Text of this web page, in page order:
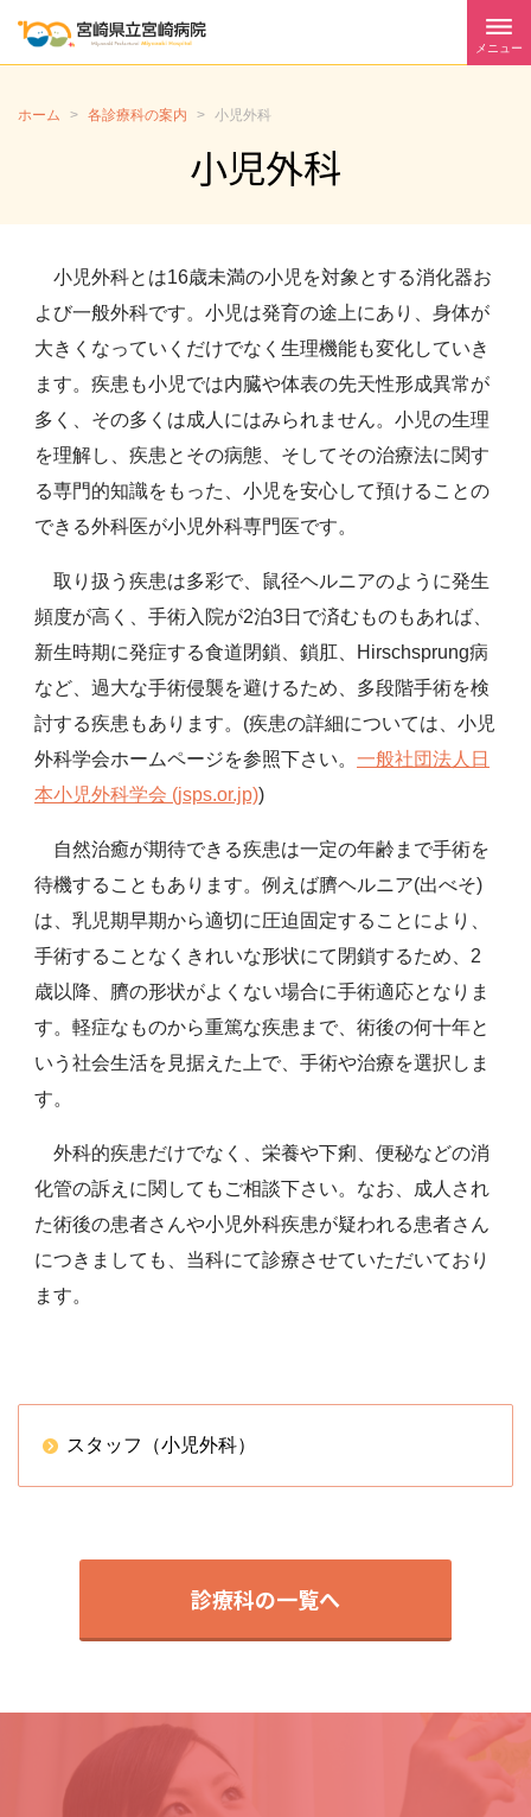
メニュー
ホーム > 各診療科の案内 > 小児外科
小児外科
小児外科とは16歳未満の小児を対象とする消化器お
よび一般外科です。小児は発育の途上にあり、身体が
大きくなっていくだけでなく生理機能も変化していき
ます。疾患も小児では内臓や体表の先天性形成異常が
多く、その多くは成人にはみられません。小児の生理
を理解し、疾患とその病態、そしてその治療法に関す
る専門的知識をもった、小児を安心して預けることの
できる外科医が小児外科専門医です。
取り扱う疾患は多彩で、鼠径ヘルニアのように発生
頻度が高く、手術入院が2泊3日で済むものもあれば、
新生時期に発症する食道閉鎖、鎖肛、Hirschsprung病
など、過大な手術侵襲を避けるため、多段階手術を検
討する疾患もあります。(疾患の詳細については、小児
外科学会ホームページを参照下さい。 一般社団法人日
本小児外科学会 (jsps.or.jp))
自然治癒が期待できる疾患は一定の年齢まで手術を
待機することもあります。例えば臍ヘルニア(出べそ)
は、乳児期早期から適切に圧迫固定することにより、
手術することなくきれいな形状にて閉鎖するため、2
歳以降、臍の形状がよくない場合に手術適応となりま
す。軽症なものから重篤な疾患まで、術後の何十年と
いう社会生活を見据えた上で、手術や治療を選択しま
す。
外科的疾患だけでなく、栄養や下痢、便秘などの消
化管の訴えに関してもご相談下さい。なお、成人され
た術後の患者さんや小児外科疾患が疑われる患者さん
につきましても、当科にて診療させていただいており
ます。
スタッフ（小児外科）
診療科の一覧へ